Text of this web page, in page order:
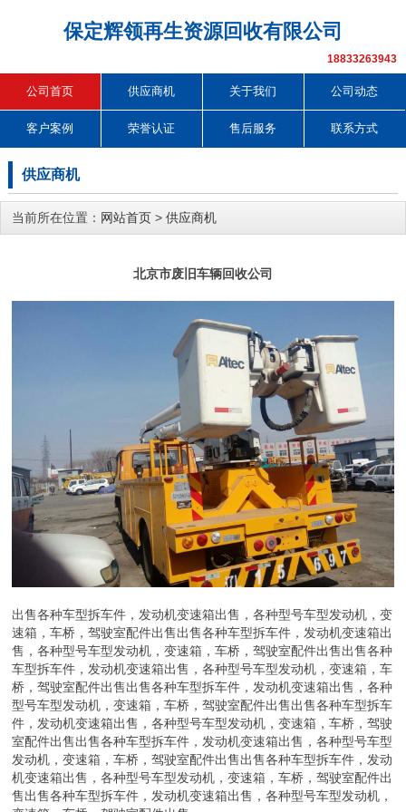
保定辉领再生资源回收有限公司
18833263943
公司首页 供应商机 关于我们 公司动态
客户案例 荣誉认证 售后服务 联系方式
供应商机
当前所在位置： 网站首页 > 供应商机
北京市废旧车辆回收公司
出售各种车型拆车件，发动机变速箱出售，各种型号车型发动机，变
速箱，车桥，驾驶室配件出售出售各种车型拆车件，发动机变速箱出
售，各种型号车型发动机，变速箱，车桥，驾驶室配件出售出售各种
车型拆车件，发动机变速箱出售，各种型号车型发动机，变速箱，车
桥，驾驶室配件出售出售各种车型拆车件，发动机变速箱出售，各种
型号车型发动机，变速箱，车桥，驾驶室配件出售出售各种车型拆车
件，发动机变速箱出售，各种型号车型发动机，变速箱，车桥，驾驶
室配件出售出售各种车型拆车件，发动机变速箱出售，各种型号车型
发动机，变速箱，车桥，驾驶室配件出售出售各种车型拆车件，发动
机变速箱出售，各种型号车型发动机，变速箱，车桥，驾驶室配件出
售出售各种车型拆车件，发动机变速箱出售，各种型号车型发动机，